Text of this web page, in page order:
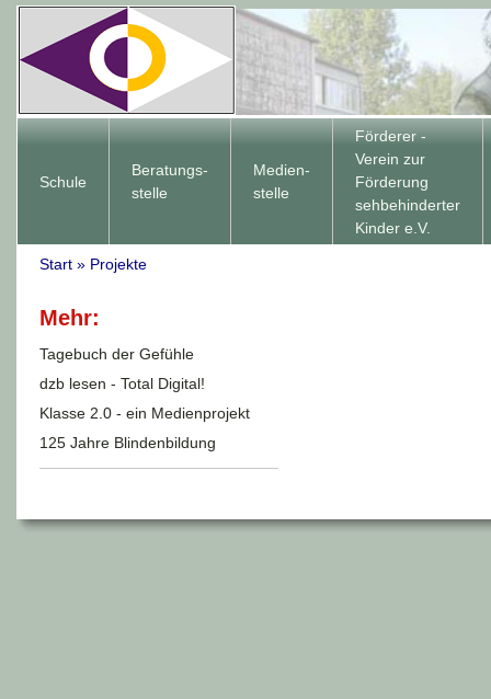
Schule
Beratungs-
stelle
Medien-
stelle
Förderer -
Verein zur
Förderung
sehbehinderter
Kinder e.V.
Start» Projekte
Mehr:
Tagebuch der Gefühle
dzb lesen - Total Digital!
Klasse 2.0 - ein Medienprojekt
125 Jahre Blindenbildung